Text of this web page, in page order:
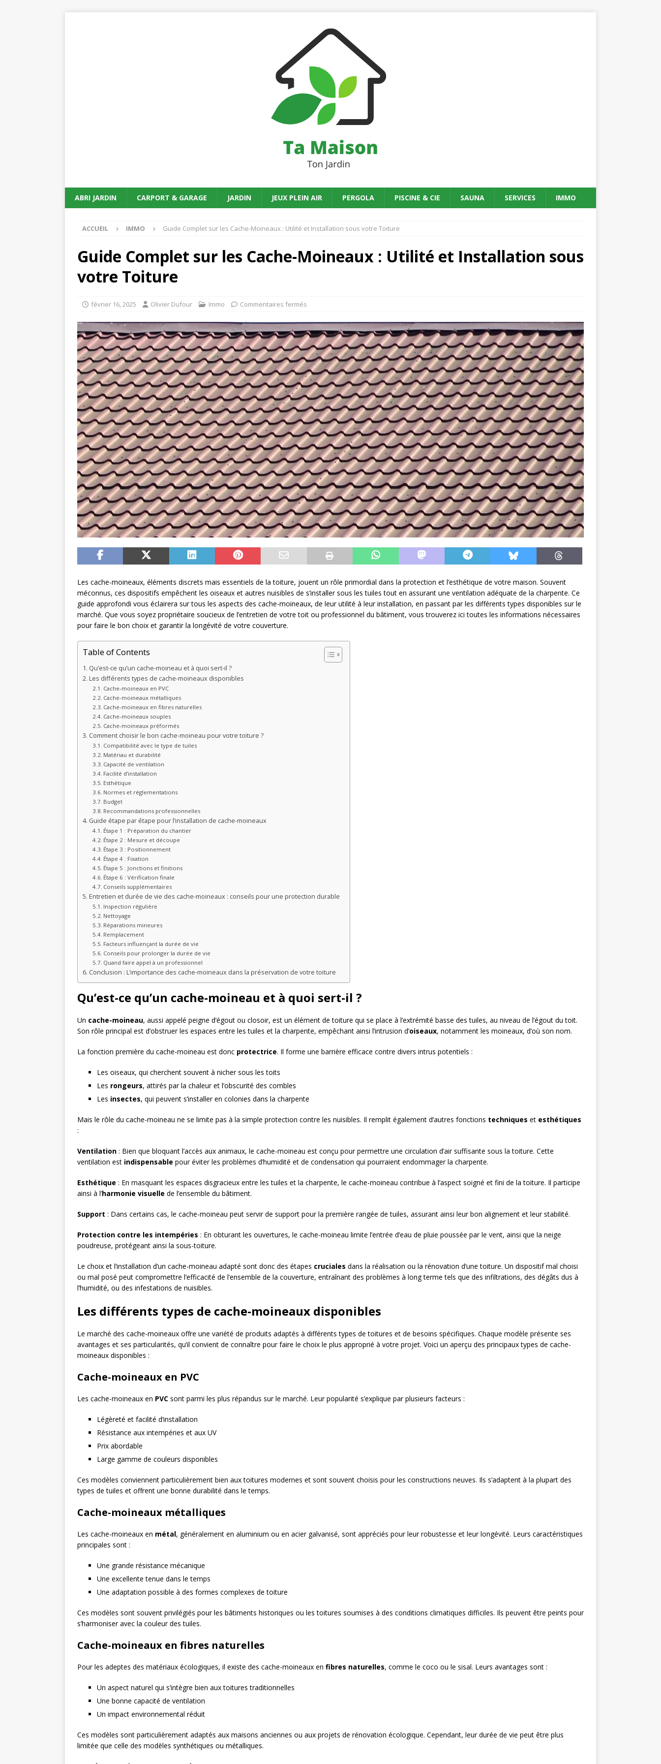
ABRI JARDIN CARPORT & GARAGE JARDIN JEUX PLEIN AIR PERGOLA PISCINE & CIE SAUNA SERVICES IMMO
ACCUEIL IMMO Guide Complet sur les Cache-Moineaux : Utilité et Installation sous votre Toiture
Guide Complet sur les Cache-Moineaux : Utilité et Installation sous
votre Toiture
février 16, 2025 Olivier Dufour Immo Commentaires fermés
Les cache-moineaux, éléments discrets mais essentiels de la toiture, jouent un rôle primordial dans la protection et l’esthétique de votre maison. Souvent
méconnus, ces dispositifs empêchent les oiseaux et autres nuisibles de s’installer sous les tuiles tout en assurant une ventilation adéquate de la charpente. Ce
guide approfondi vous éclairera sur tous les aspects des cache-moineaux, de leur utilité à leur installation, en passant par les différents types disponibles sur le
marché. Que vous soyez propriétaire soucieux de l’entretien de votre toit ou professionnel du bâtiment, vous trouverez ici toutes les informations nécessaires
pour faire le bon choix et garantir la longévité de votre couverture.
Table of Contents
Qu’est-ce qu’un cache-moineau et à quoi sert-il ?
Les différents types de cache-moineaux disponibles
Cache-moineaux en PVC
Cache-moineaux métalliques
Cache-moineaux en fibres naturelles
Cache-moineaux souples
Cache-moineaux préformés
Comment choisir le bon cache-moineau pour votre toiture ?
Compatibilité avec le type de tuiles
Matériau et durabilité
Capacité de ventilation
Facilité d’installation
Esthétique
Normes et réglementations
Budget
Recommandations professionnelles
Guide étape par étape pour l’installation de cache-moineaux
Étape 1 : Préparation du chantier
Étape 2 : Mesure et découpe
Étape 3 : Positionnement
Étape 4 : Fixation
Étape 5 : Jonctions et finitions
Étape 6 : Vérification finale
Conseils supplémentaires
Entretien et durée de vie des cache-moineaux : conseils pour une protection durable
Inspection régulière
Nettoyage
Réparations mineures
Remplacement
Facteurs influençant la durée de vie
Conseils pour prolonger la durée de vie
Quand faire appel à un professionnel
Conclusion : L’importance des cache-moineaux dans la préservation de votre toiture
Qu’est-ce qu’un cache-moineau et à quoi sert-il ?
Un cache-moineau, aussi appelé peigne d’égout ou closoir, est un élément de toiture qui se place à l’extrémité basse des tuiles, au niveau de l’égout du toit.
Son rôle principal est d’obstruer les espaces entre les tuiles et la charpente, empêchant ainsi l’intrusion d’oiseaux, notamment les moineaux, d’où son nom.
La fonction première du cache-moineau est donc protectrice. Il forme une barrière efficace contre divers intrus potentiels :
Les oiseaux, qui cherchent souvent à nicher sous les toits
Les rongeurs, attirés par la chaleur et l’obscurité des combles
Les insectes, qui peuvent s’installer en colonies dans la charpente
Mais le rôle du cache-moineau ne se limite pas à la simple protection contre les nuisibles. Il remplit également d’autres fonctions techniques et esthétiques
:
Ventilation : Bien que bloquant l’accès aux animaux, le cache-moineau est conçu pour permettre une circulation d’air suffisante sous la toiture. Cette
ventilation est indispensable pour éviter les problèmes d’humidité et de condensation qui pourraient endommager la charpente.
Esthétique : En masquant les espaces disgracieux entre les tuiles et la charpente, le cache-moineau contribue à l’aspect soigné et fini de la toiture. Il participe
ainsi à l’harmonie visuelle de l’ensemble du bâtiment.
Support : Dans certains cas, le cache-moineau peut servir de support pour la première rangée de tuiles, assurant ainsi leur bon alignement et leur stabilité.
Protection contre les intempéries : En obturant les ouvertures, le cache-moineau limite l’entrée d’eau de pluie poussée par le vent, ainsi que la neige
poudreuse, protégeant ainsi la sous-toiture.
Le choix et l’installation d’un cache-moineau adapté sont donc des étapes cruciales dans la réalisation ou la rénovation d’une toiture. Un dispositif mal choisi
ou mal posé peut compromettre l’efficacité de l’ensemble de la couverture, entraînant des problèmes à long terme tels que des infiltrations, des dégâts dus à
l’humidité, ou des infestations de nuisibles.
Les différents types de cache-moineaux disponibles
Le marché des cache-moineaux offre une variété de produits adaptés à différents types de toitures et de besoins spécifiques. Chaque modèle présente ses
avantages et ses particularités, qu’il convient de connaître pour faire le choix le plus approprié à votre projet. Voici un aperçu des principaux types de cache-
moineaux disponibles :
Cache-moineaux en PVC
Les cache-moineaux en PVC sont parmi les plus répandus sur le marché. Leur popularité s’explique par plusieurs facteurs :
Légèreté et facilité d’installation
Résistance aux intempéries et aux UV
Prix abordable
Large gamme de couleurs disponibles
Ces modèles conviennent particulièrement bien aux toitures modernes et sont souvent choisis pour les constructions neuves. Ils s’adaptent à la plupart des
types de tuiles et offrent une bonne durabilité dans le temps.
Cache-moineaux métalliques
Les cache-moineaux en métal, généralement en aluminium ou en acier galvanisé, sont appréciés pour leur robustesse et leur longévité. Leurs caractéristiques
principales sont :
Une grande résistance mécanique
Une excellente tenue dans le temps
Une adaptation possible à des formes complexes de toiture
Ces modèles sont souvent privilégiés pour les bâtiments historiques ou les toitures soumises à des conditions climatiques difficiles. Ils peuvent être peints pour
s’harmoniser avec la couleur des tuiles.
Cache-moineaux en fibres naturelles
Pour les adeptes des matériaux écologiques, il existe des cache-moineaux en fibres naturelles, comme le coco ou le sisal. Leurs avantages sont :
Un aspect naturel qui s’intègre bien aux toitures traditionnelles
Une bonne capacité de ventilation
Un impact environnemental réduit
Ces modèles sont particulièrement adaptés aux maisons anciennes ou aux projets de rénovation écologique. Cependant, leur durée de vie peut être plus
limitée que celle des modèles synthétiques ou métalliques.